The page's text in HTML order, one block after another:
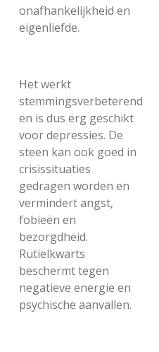
onafhankelijkheid en
eigenliefde.
Het werkt
stemmingsverbeterend
en is dus erg geschikt
voor depressies. De
steen kan ook goed in
crisissituaties
gedragen worden en
vermindert angst,
fobieën en
bezorgdheid.
Rutielkwarts
beschermt tegen
negatieve energie en
psychische aanvallen.